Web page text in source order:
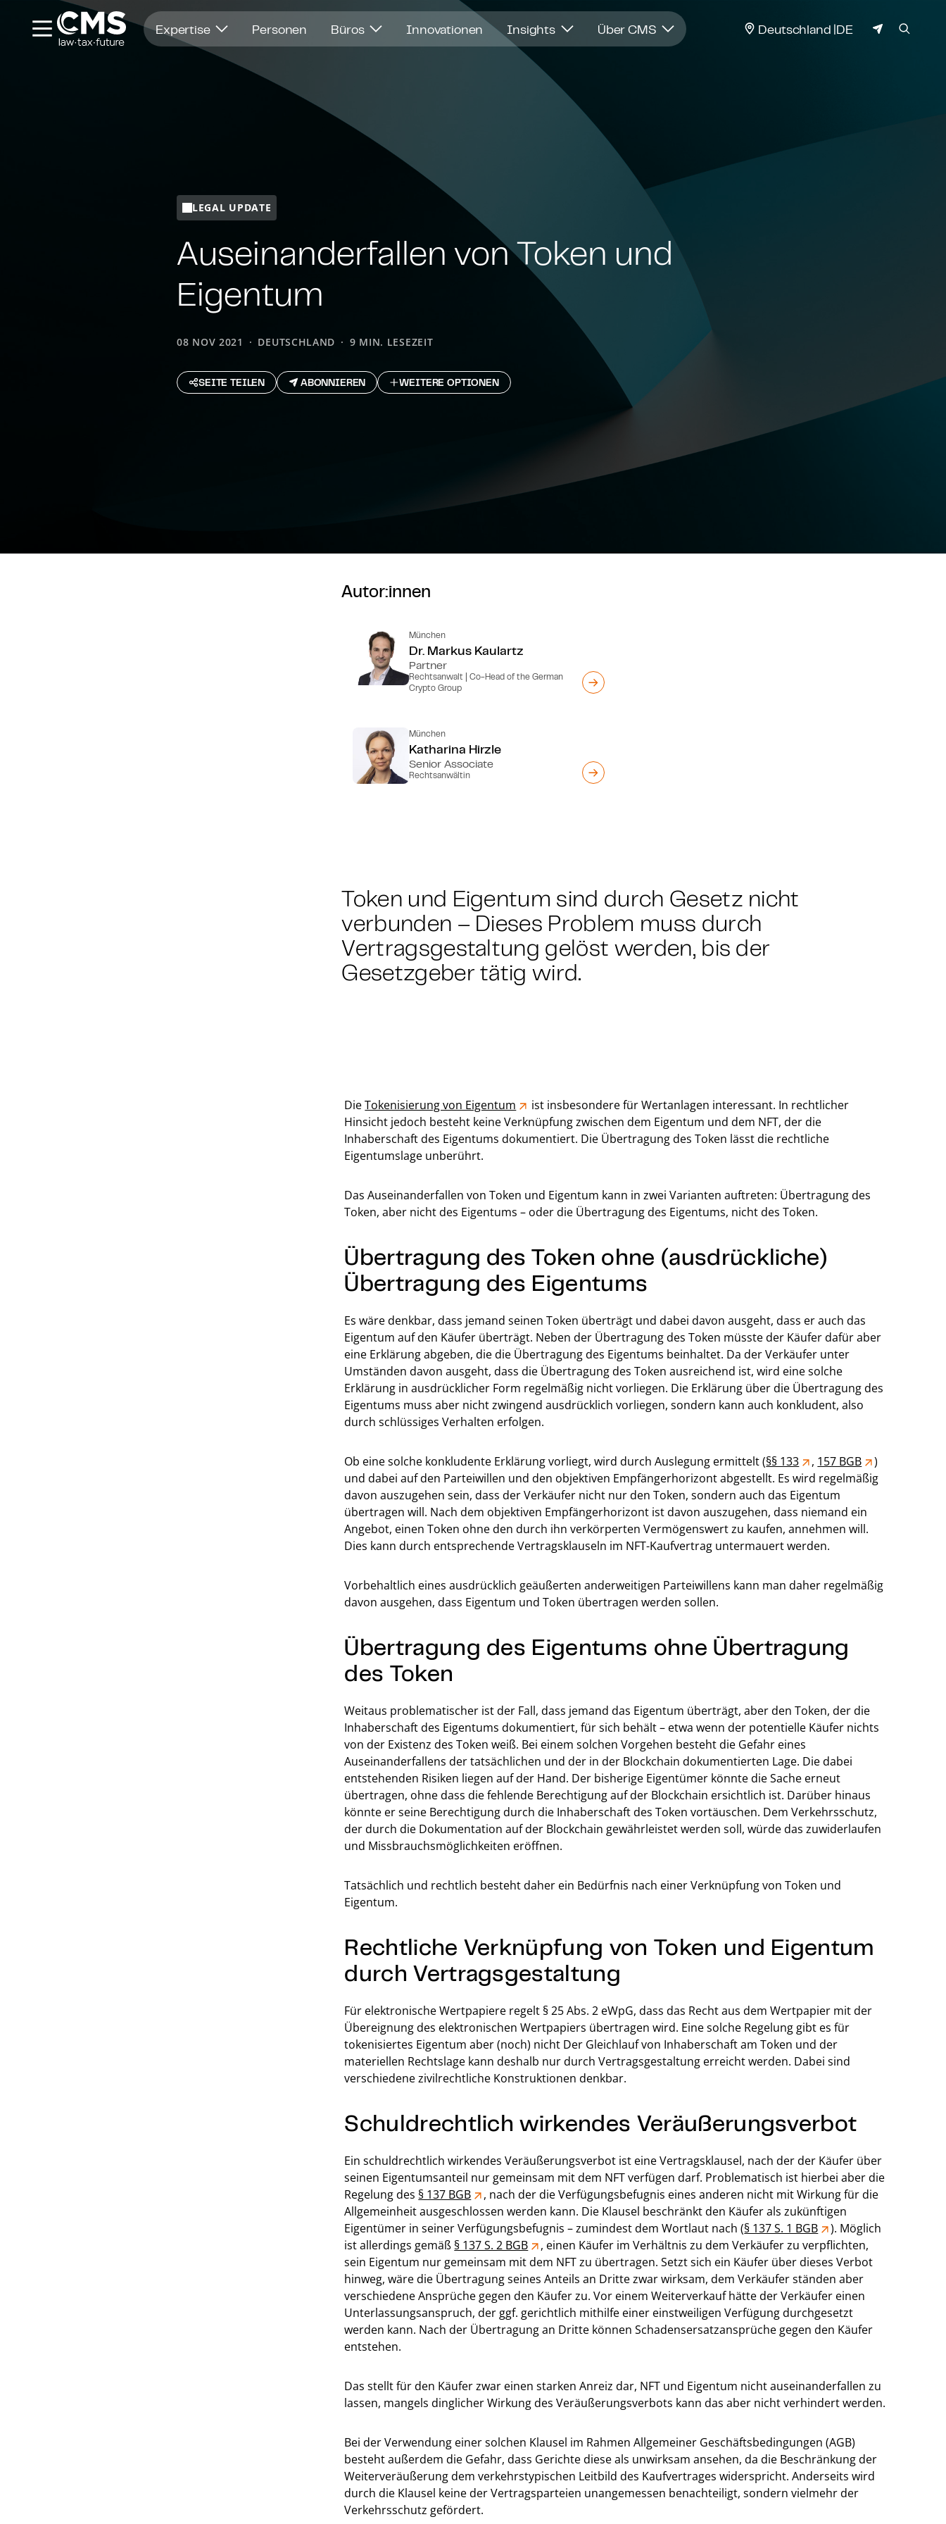
Expertise Personen Büros Innovationen Insights Über CMS JURISDIKTION
Deutschland DE
LEGAL UPDATE
Aus­ein­an­der­fal­len von Token und
Eigentum
08 NOV 2021 DEUTSCHLAND 9 MIN. LESEZEIT
SEITE TEILEN ABONNIEREN WEITERE OPTIONEN
Autor:innen
München
Dr. Markus Kaulartz
Partner
Rechtsanwalt | Co-Head of the German
Crypto Group
München
Katharina Hirzle
Senior Associate
Rechtsanwältin
Token und Eigentum sind durch Gesetz nicht
verbunden – Dieses Problem muss durch
Vertragsgestaltung gelöst werden, bis der
Gesetzgeber tätig wird.
DieTokenisierung von Eigentum
ist insbesondere für Wertanlagen interessant. In rechtlicher
Hinsicht jedoch besteht keine Verknüpfung zwischen dem Eigentum und dem NFT, der die
Inhaberschaft des Eigentums dokumentiert. Die Übertragung des Token lässt die rechtliche
Eigentumslage unberührt.
Das Auseinanderfallen von Token und Eigentum kann in zwei Varianten auftreten: Übertragung des
Token, aber nicht des Eigentums – oder die Übertragung des Eigentums, nicht des Token.
Übertragung des Token ohne (ausdrückliche)
Übertragung des Eigentums
Es wäre denkbar, dass jemand seinen Token überträgt und dabei davon ausgeht, dass er auch das
Eigentum auf den Käufer überträgt. Neben der Übertragung des Token müsste der Käufer dafür aber
eine Erklärung abgeben, die die Übertragung des Eigentums beinhaltet. Da der Verkäufer unter
Umständen davon ausgeht, dass die Übertragung des Token ausreichend ist, wird eine solche
Erklärung in ausdrücklicher Form regelmäßig nicht vorliegen. Die Erklärung über die Übertragung des
Eigentums muss aber nicht zwingend ausdrücklich vorliegen, sondern kann auch konkludent, also
durch schlüssiges Verhalten erfolgen.
Ob eine solche konkludente Erklärung vorliegt, wird durch Auslegung ermittelt (§§ 133 , 157 BGB
)
und dabei auf den Parteiwillen und den objektiven Empfängerhorizont abgestellt. Es wird regelmäßig
davon auszugehen sein, dass der Verkäufer nicht nur den Token, sondern auch das Eigentum
übertragen will. Nach dem objektiven Empfängerhorizont ist davon auszugehen, dass niemand ein
Angebot, einen Token ohne den durch ihn verkörperten Vermögenswert zu kaufen, annehmen will.
Dies kann durch entsprechende Vertragsklauseln im NFT-Kaufvertrag untermauert werden.
Vorbehaltlich eines ausdrücklich geäußerten anderweitigen Parteiwillens kann man daher regelmäßig
davon ausgehen, dass Eigentum und Token übertragen werden sollen.
Übertragung des Eigentums ohne Übertragung
des Token
Weitaus problematischer ist der Fall, dass jemand das Eigentum überträgt, aber den Token, der die
Inhaberschaft des Eigentums dokumentiert, für sich behält – etwa wenn der potentielle Käufer nichts
von der Existenz des Token weiß. Bei einem solchen Vorgehen besteht die Gefahr eines
Auseinanderfallens der tatsächlichen und der in der Blockchain dokumentierten Lage. Die dabei
entstehenden Risiken liegen auf der Hand. Der bisherige Eigentümer könnte die Sache erneut
übertragen, ohne dass die fehlende Berechtigung auf der Blockchain ersichtlich ist. Darüber hinaus
könnte er seine Berechtigung durch die Inhaberschaft des Token vortäuschen. Dem Verkehrsschutz,
der durch die Dokumentation auf der Blockchain gewährleistet werden soll, würde das zuwiderlaufen
und Missbrauchsmöglichkeiten eröffnen.
Tatsächlich und rechtlich besteht daher ein Bedürfnis nach einer Verknüpfung von Token und
Eigentum.
Rechtliche Verknüpfung von Token und Eigentum
durch Vertragsgestaltung
Für elektronische Wertpapiere regelt § 25 Abs. 2 eWpG, dass das Recht aus dem Wertpapier mit der
Übereignung des elektronischen Wertpapiers übertragen wird. Eine solche Regelung gibt es für
tokenisiertes Eigentum aber (noch) nicht Der Gleichlauf von Inhaberschaft am Token und der
materiellen Rechtslage kann deshalb nur durch Vertragsgestaltung erreicht werden. Dabei sind
verschiedene zivilrechtliche Konstruktionen denkbar.
Schuldrechtlich wirkendes Veräußerungsverbot
Ein schuldrechtlich wirkendes Veräußerungsverbot ist eine Vertragsklausel, nach der der Käufer über
seinen Eigentumsanteil nur gemeinsam mit dem NFT verfügen darf. Problematisch ist hierbei aber die
Regelung des § 137 BGB
, nach der die Verfügungsbefugnis eines anderen nicht mit Wirkung für die
Allgemeinheit ausgeschlossen werden kann. Die Klausel beschränkt den Käufer als zukünftigen
Eigentümer in seiner Verfügungsbefugnis – zumindest dem Wortlaut nach (§ 137 S. 1 BGB
). Möglich
ist allerdings gemäß § 137 S. 2 BGB
, einen Käufer im Verhältnis zu dem Verkäufer zu verpflichten,
sein Eigentum nur gemeinsam mit dem NFT zu übertragen. Setzt sich ein Käufer über dieses Verbot
hinweg, wäre die Übertragung seines Anteils an Dritte zwar wirksam, dem Verkäufer ständen aber
verschiedene Ansprüche gegen den Käufer zu. Vor einem Weiterverkauf hätte der Verkäufer einen
Unterlassungsanspruch, der ggf. gerichtlich mithilfe einer einstweiligen Verfügung durchgesetzt
werden kann. Nach der Übertragung an Dritte können Schadensersatzansprüche gegen den Käufer
entstehen.
Das stellt für den Käufer zwar einen starken Anreiz dar, NFT und Eigentum nicht auseinanderfallen zu
lassen, mangels dinglicher Wirkung des Veräußerungsverbots kann das aber nicht verhindert werden.
Bei der Verwendung einer solchen Klausel im Rahmen Allgemeiner Geschäftsbedingungen (AGB)
besteht außerdem die Gefahr, dass Gerichte diese als unwirksam ansehen, da die Beschränkung der
Weiterveräußerung dem verkehrstypischen Leitbild des Kaufvertrages widerspricht. Anderseits wird
durch die Klausel keine der Vertragsparteien unangemessen benachteiligt, sondern vielmehr der
Verkehrsschutz gefördert.
Öffnet in einem neuen Fenster